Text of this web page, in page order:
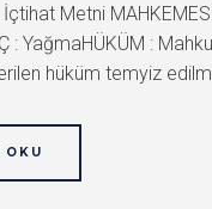
Metni
: YağmaHÜKÜM :
hüküm temyiz
OKU